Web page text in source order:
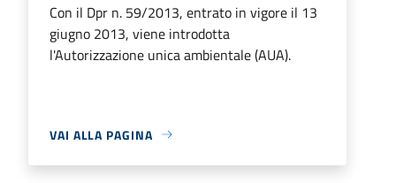
Con il Dpr n. 59/2013, entrato in vigore il 13
giugno 2013, viene introdotta
l'Autorizzazione unica ambientale (AUA).
VAI ALLA PAGINA